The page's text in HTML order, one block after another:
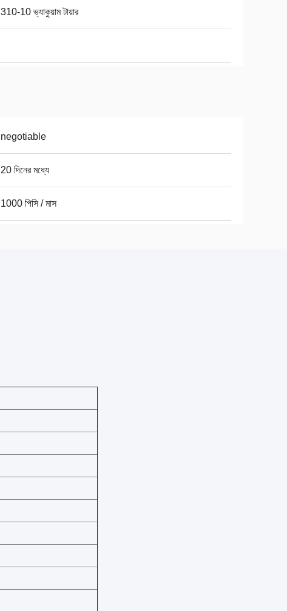
310-10 ভ্যাকুয়াম টায়ার
negotiable
20 দিনের মধ্যে
1000 পিসি / মাস